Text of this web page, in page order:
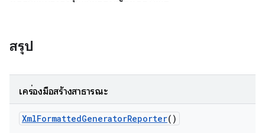
สรุป
เครื่องมือสร้างสาธารณะ
XmlFormattedGeneratorReporter()